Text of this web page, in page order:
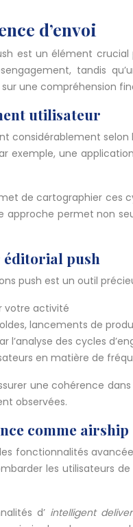
d’envoi
est un élément
tandis
une compréhension
utilisateur
considérablement
exemple, une
de cartographier ces
approche permet non
éditorial push
push est un outil
votre activité
lancements de
des cycles
en matière de
une cohérence
observées.
comme airship
fonctionnalités
les utilisateurs
d’ intelligent